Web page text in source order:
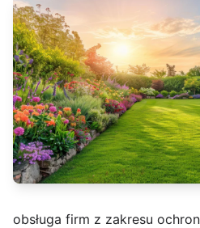
obsługa firm z zakresu